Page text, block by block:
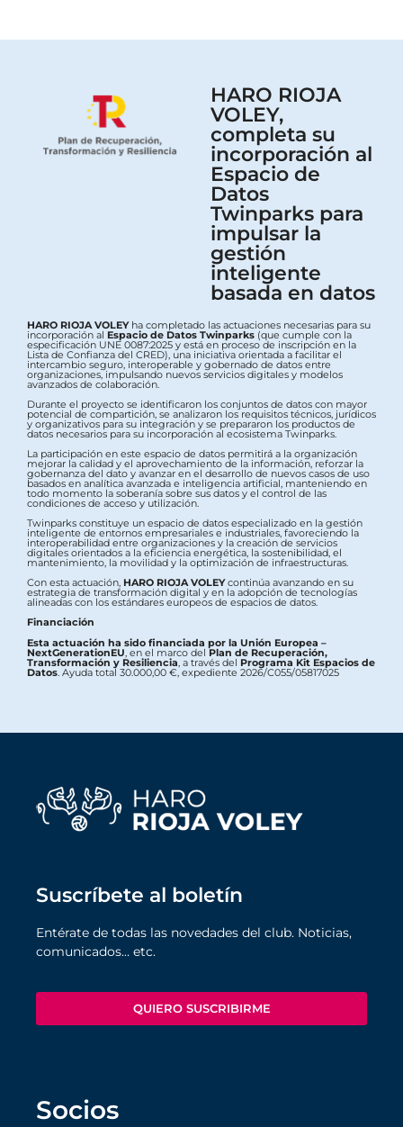
HARO RIOJA
VOLEY,
completa su
incorporación al
Espacio de
Datos
Twinparks para
impulsar la
gestión
inteligente
basada en datos
HARO RIOJA VOLEYha completado las actuaciones necesarias para su
incorporación al Espacio de Datos Twinparks (que cumple con la
especificación UNE 0087:2025 y está en proceso de inscripción en la
Lista de Confianza del CRED), una iniciativa orientada a facilitar el
intercambio seguro, interoperable y gobernado de datos entre
organizaciones, impulsando nuevos servicios digitales y modelos
avanzados de colaboración.
Durante el proyecto se identificaron los conjuntos de datos con mayor
potencial de compartición, se analizaron los requisitos técnicos, jurídicos
y organizativos para su integración y se prepararon los productos de
datos necesarios para su incorporación al ecosistema Twinparks.
La participación en este espacio de datos permitirá a la organización
mejorar la calidad y el aprovechamiento de la información, reforzar la
gobernanza del dato y avanzar en el desarrollo de nuevos casos de uso
basados en analítica avanzada e inteligencia artificial, manteniendo en
todo momento la soberanía sobre sus datos y el control de las
condiciones de acceso y utilización.
Twinparks constituye un espacio de datos especializado en la gestión
inteligente de entornos empresariales e industriales, favoreciendo la
interoperabilidad entre organizaciones y la creación de servicios
digitales orientados a la eficiencia energética, la sostenibilidad, el
mantenimiento, la movilidad y la optimización de infraestructuras.
Con esta actuación, HARO RIOJA VOLEYcontinúa avanzando en su
estrategia de transformación digital y en la adopción de tecnologías
alineadas con los estándares europeos de espacios de datos.
Financiación
Esta actuación ha sido financiada por la Unión Europea –
NextGenerationEU , en el marco delPlan de Recuperación,
Transformación y Resiliencia , a través del Programa Kit Espacios de
Datos . Ayuda total 30.000,00 €, expediente 2026/C055/05817025
Suscríbete al boletín
Entérate de todas las novedades del club. Noticias,
comunicados… etc.
QUIERO SUSCRIBIRME
Socios